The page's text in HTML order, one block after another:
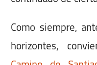
Como siempre,
horizontes,